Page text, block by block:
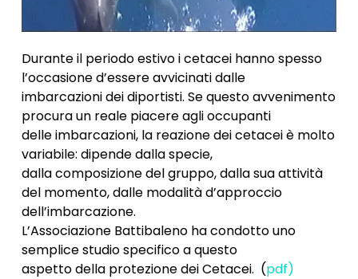
Durante il periodo estivo i cetacei hanno spesso
l’occasione d’essere avvicinati dalle
imbarcazioni dei diportisti. Se questo avvenimento
procura un reale piacere agli occupanti
delle imbarcazioni, la reazione dei cetacei è molto
variabile: dipende dalla specie,
dalla composizione del gruppo, dalla sua attività
del momento, dalle modalità d’approccio
dell’imbarcazione.
L’Associazione Battibaleno ha condotto uno
semplice studio specifico a questo
aspetto della protezione dei Cetacei. (pdf)